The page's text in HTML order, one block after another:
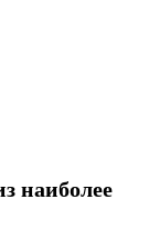
наиболее